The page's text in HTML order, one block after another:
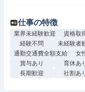
仕事の特徴
業界未経験歓迎 資格取
経験不問
未経験者
通勤交通費全額支給
女
賞与あり
育休あ
長期歓迎
社割あ